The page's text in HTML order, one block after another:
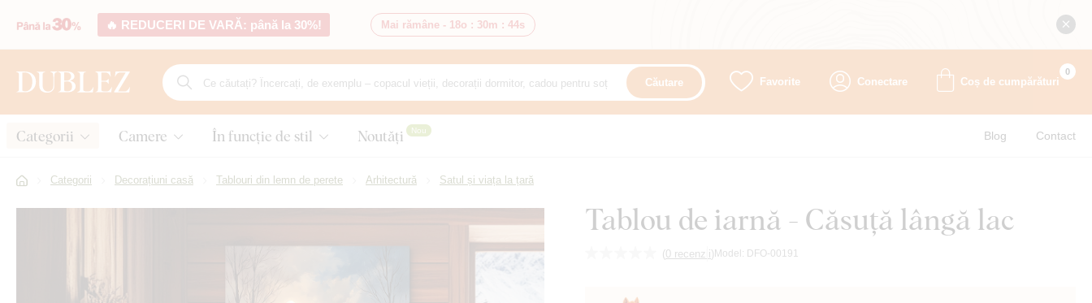
🔥 REDUCERI DE VARĂ: până la 30%! Mai rămâne - 18o : 30m : 43s
Căutare Favorite Conectare Coș de cumpărături
0
Categorii Camere În funcție de stil Noutăți Nou Blog Contact
Categorii Decorațiuni casă Tablouri din lemn de perete Arhitectură Satul și viața la țară
Tablou de iarnă - Căsuță lângă lac
(0 recenzii) Model: DFO-00191